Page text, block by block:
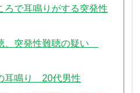
ろで耳鳴りがする突発性
、突発性難聴の疑い
耳鳴り 20代男性